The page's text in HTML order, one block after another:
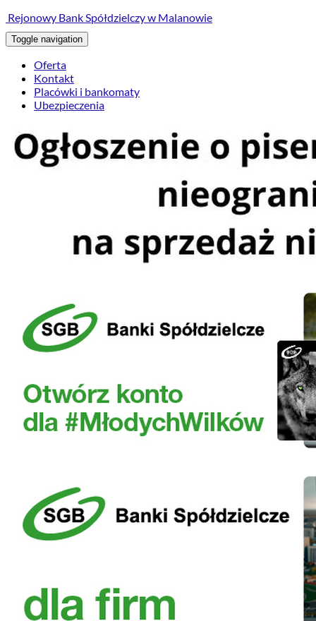
Rejonowy Bank Spółdzielczy w Malanowie
Toggle navigation
Oferta
Kontakt
Placówki i bankomaty
Ubezpieczenia